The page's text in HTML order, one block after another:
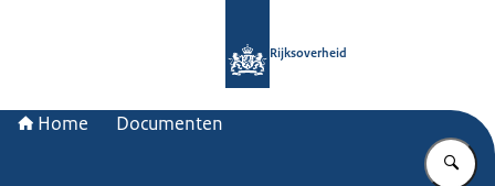
Rijksoverheid
Home Documenten